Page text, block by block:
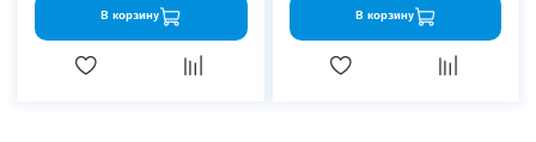
В корзину В корзину